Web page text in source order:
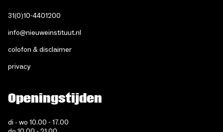
31(0)10-4401200
info@nieuweinstituut.nl
colofon & disclaimer
privacy
Openingstijden
di - wo 10.00 - 17.00